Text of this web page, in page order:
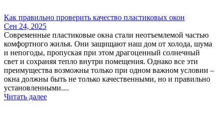
Как правильно проверить качество пластиковых окон
Сен 24, 2025
Современные пластиковые окна стали неотъемлемой частью
комфортного жилья. Они защищают наш дом от холода, шума
и непогоды, пропуская при этом драгоценный солнечный
свет и сохраняя тепло внутри помещения. Однако все эти
преимущества возможны только при одном важном условии –
окна должны быть не только качественными, но и правильно
установленными....
Читать далее